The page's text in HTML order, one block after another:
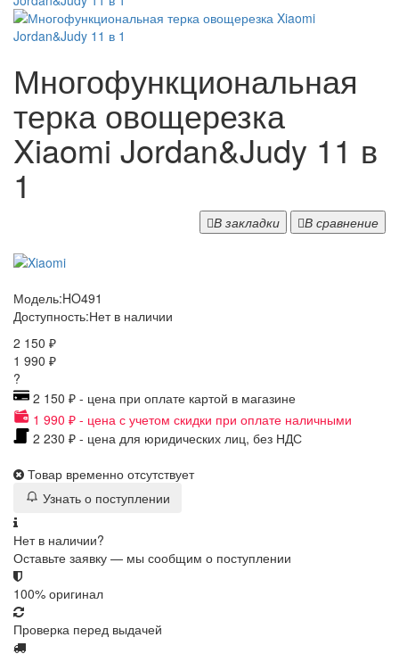
Многофункциональная
терка овощерезка
Xiaomi Jordan&Judy 11 в
1
В закладки В сравнение
Модель:HO491
Доступность:Нет в наличии
2 150 ₽
1 990 ₽
?
2 150 ₽ - цена при оплате картой в магазине
1 990 ₽ - цена с учетом скидки при оплате наличными
2 230 ₽ - цена для юридических лиц, без НДС
Товар временно отсутствует
Узнать о поступлении
Нет в наличии?
Оставьте заявку — мы сообщим о поступлении
100% оригинал
Проверка перед выдачей